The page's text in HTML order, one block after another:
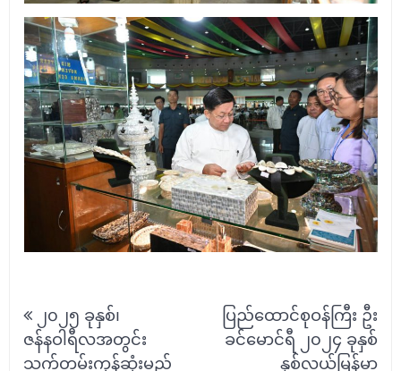
navigation
၂၀၂၅ ခုနှစ်၊
ဇန်နဝါရီလအတွင်း
သက်တမ်းကုန်ဆုံးမည့်
ပြည်ထောင်စုဝန်ကြီး ဦး
ခင်မောင်ရီ ၂၀၂၄ ခုနှစ်
နှစ်လယ်မြန်မာ့